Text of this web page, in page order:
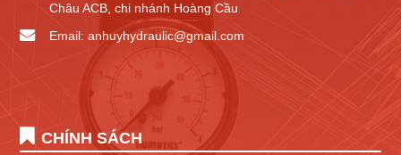
Châu ACB, chi nhánh Hoàng Cầu
Email: anhuyhydraulic@gmail.com
CHÍNH SÁCH